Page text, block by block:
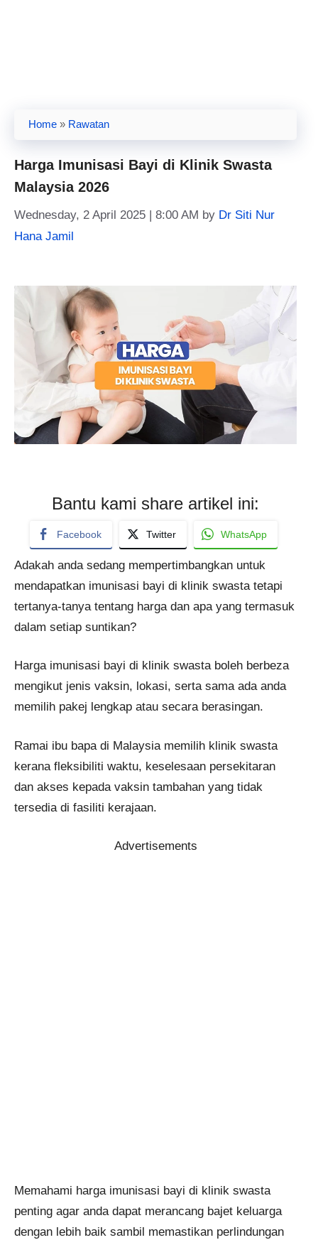
Home » Rawatan
Harga Imunisasi Bayi di Klinik Swasta
Malaysia 2026
Wednesday, 2 April 2025 | 8:00 AM by Dr Siti Nur
Hana Jamil
Bantu kami share artikel ini:
Facebook Twitter WhatsApp
Adakah anda sedang mempertimbangkan untuk
mendapatkan imunisasi bayi di klinik swasta tetapi
tertanya-tanya tentang harga dan apa yang termasuk
dalam setiap suntikan?
Harga imunisasi bayi di klinik swasta boleh berbeza
mengikut jenis vaksin, lokasi, serta sama ada anda
memilih pakej lengkap atau secara berasingan.
Ramai ibu bapa di Malaysia memilih klinik swasta
kerana fleksibiliti waktu, keselesaan persekitaran
dan akses kepada vaksin tambahan yang tidak
tersedia di fasiliti kerajaan.
Advertisements
Memahami harga imunisasi bayi di klinik swasta
penting agar anda dapat merancang bajet keluarga
dengan lebih baik sambil memastikan perlindungan